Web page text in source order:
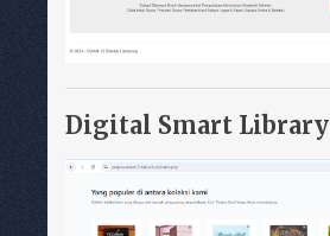
Digital Smart Library